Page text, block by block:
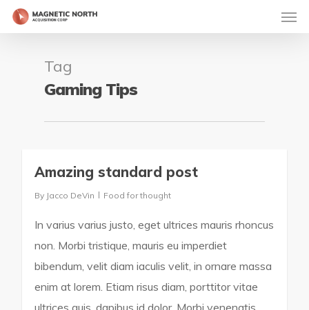
Tag
Gaming Tips
Amazing standard post
By Jacco DeVin Food for thought
In varius varius justo, eget ultrices mauris rhoncus
non. Morbi tristique, mauris eu imperdiet
bibendum, velit diam iaculis velit, in ornare massa
enim at lorem. Etiam risus diam, porttitor vitae
ultrices quis, dapibus id dolor. Morbi venenatis
2724